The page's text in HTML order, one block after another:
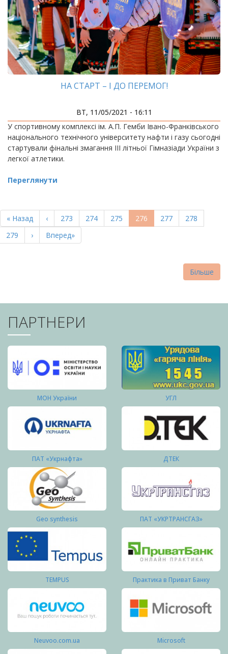
НА СТАРТ – І ДО ПЕРЕМОГ!
ВТ, 11/05/2021 - 16:11
У спортивному комплексі ім. А.П. Гемби Івано-Франківського
національного технічного університету нафти і газу сьогодні
стартували фінальні змагання ІІІ літньої Гімназіади України з
легкої атлетики.
Переглянути
НА
СТОРІНКИ
Перша
сторінка
« Назад
Попередня
сторінка
‹ Page
273 Page
274 Page
275
Поточна
сторінка
276 Page
277 Page
278
Page
279
Наступна
сторінка
›
Остання
сторінка
Вперед»
Більше
ПАРТНЕРИ
МОН України УГЛ
ПАТ «Укрнафта» ДТЕК
Geo synthesis ПАТ «УКРТРАНСГАЗ»
TEMPUS Практика в Приват Банку
Neuvoo.com.ua Microsoft